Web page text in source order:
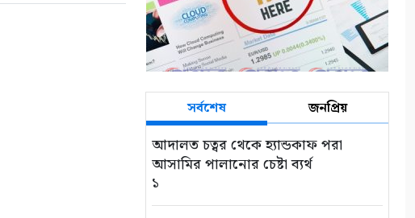
সর্বশেষ জনপ্রিয়
আদালত চত্বর থেকে হ্যান্ডকাফ পরা
আসামির পালানোর চেষ্টা ব্যর্থ
১